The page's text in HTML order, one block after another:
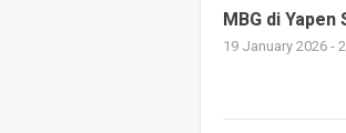
MBG di
19 January 2026 -